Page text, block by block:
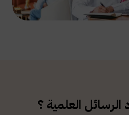
الرسائل العلمية ؟